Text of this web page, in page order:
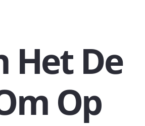
Het De
Op